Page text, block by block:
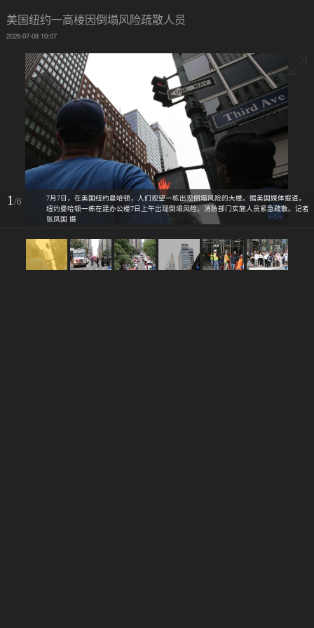
美国纽约一高楼因倒塌风险疏散人员
2026-07-08 10:07
1/6
7月7日，在美国纽约曼哈顿，人们观望一栋出现倒塌风险的大楼。据美国媒体报道，
纽约曼哈顿一栋在建办公楼7日上午出现倒塌风险，消防部门实施人员紧急疏散。记者
张凤国 摄